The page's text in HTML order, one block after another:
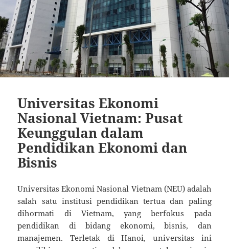
Universitas Ekonomi
Nasional Vietnam: Pusat
Keunggulan dalam
Pendidikan Ekonomi dan
Bisnis
Universitas Ekonomi Nasional Vietnam (NEU) adalah
salah satu institusi pendidikan tertua dan paling
dihormati di Vietnam, yang berfokus pada
pendidikan di bidang ekonomi, bisnis, dan
manajemen. Terletak di Hanoi, universitas ini